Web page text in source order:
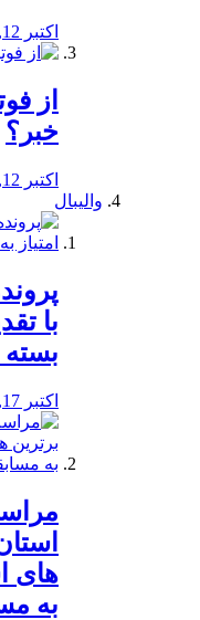
اکتبر 12, 2019
از
خبر؟
اکتبر 12, 2019
والیبال
با
اکتبر 17, 2019
های
به